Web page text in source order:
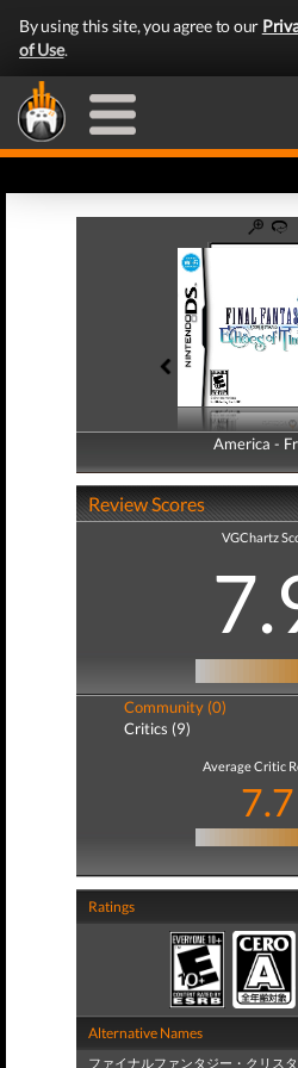
By using this site, you agree to our
of Use.
America -
America -
Review Scores
VGChartz
Community (0)
Critics (9)
Average Critic
7.7
Ratings
Alternative Names
ファイナルファンタジー・クリス